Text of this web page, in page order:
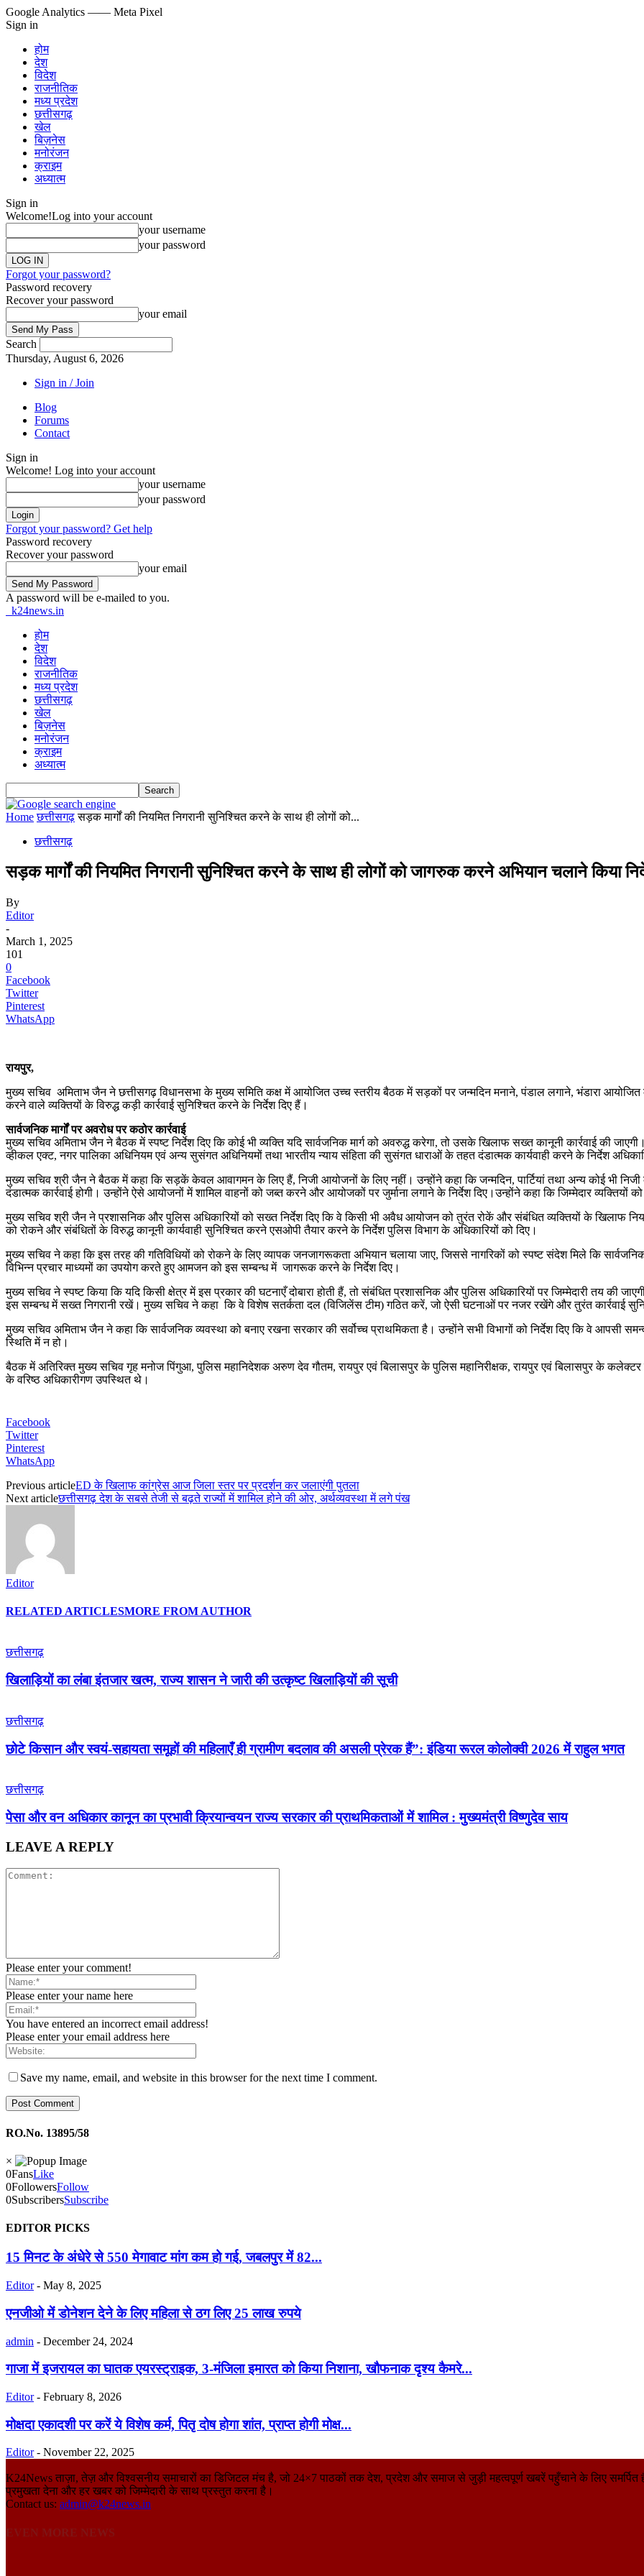
Google Analytics —— Meta Pixel
Sign in
होम
देश
विदेश
राजनीतिक
मध्य प्रदेश
छत्तीसगढ़
खेल
बिज़नेस
मनोरंजन
क्राइम
अध्यात्म
Sign in
Welcome!Log into your account
your username
your password
Forgot your password?
Password recovery
Recover your password
your email
Search
Thursday, August 6, 2026
Sign in / Join
Blog
Forums
Contact
Sign in
Welcome! Log into your account
your username
your password
Forgot your password? Get help
Password recovery
Recover your password
your email
A password will be e-mailed to you.
k24news.in
होम
देश
विदेश
राजनीतिक
मध्य प्रदेश
छत्तीसगढ़
खेल
बिज़नेस
मनोरंजन
क्राइम
अध्यात्म
Home छत्तीसगढ़ सड़क मार्गों की नियमित निगरानी सुनिश्चित करने के साथ ही लोगों को...
छत्तीसगढ़
सड़क मार्गों की नियमित निगरानी सुनिश्चित करने के साथ ही लोगों को जागरुक करने अभियान चलाने किया
By
Editor
-
March 1, 2025
101
0
Facebook
Twitter
Pinterest
WhatsApp
रायपुर,
मुख्य सचिव अमिताभ जैन ने छत्तीसगढ़ विधानसभा के मुख्य समिति कक्ष में आयोजित उच्च स्तरीय बैठक में सड़कों पर जन्मदिन मनाने, पंडाल लगाने, भंडारा आयोजित
करने वाले व्यक्तियों के विरुद्ध कड़ी कार्रवाई सुनिश्चित करने के निर्देश दिए हैं।
सार्वजनिक मार्गों पर अवरोध पर कठोर कार्रवाई
मुख्य सचिव अमिताभ जैन ने बैठक में स्पष्ट निर्देश दिए कि कोई भी व्यक्ति यदि सार्वजनिक मार्ग को अवरुद्ध करेगा, तो उसके खिलाफ सख्त कानूनी कार्रवाई की
व्हीकल एक्ट, नगर पालिका अधिनियम एवं अन्य सुसंगत अधिनियमों तथा भारतीय न्याय संहिता की सुसंगत धाराओं के तहत दंडात्मक कार्यवाही करने के निर्देश
मुख्य सचिव श्री जैन ने बैठक में कहा कि सड़कें केवल आवागमन के लिए हैं, निजी आयोजनों के लिए नहीं। उन्होंने कहा कि जन्मदिन, पार्टियां तथा अन्य कोई भी
दंडात्मक कार्रवाई होगी। उन्होंने ऐसे आयोजनों में शामिल वाहनों को जब्त करने और आयोजकों पर जुर्माना लगाने के निर्देश दिए।उन्होंने कहा कि जिम्मेदार व्यक्तियों
मुख्य सचिव श्री जैन ने प्रशासनिक और पुलिस अधिकारियों को सख्त निर्देश दिए कि वे किसी भी अवैध आयोजन को तुरंत रोकें और संबंधित व्यक्तियों के खिलाफ
को रोकने और संबंधितों के विरुद्ध कानूनी कार्यवाही सुनिश्चित करने एसओपी तैयार करने के निर्देश पुलिस विभाग के अधिकारियों को दिए।
मुख्य सचिव ने कहा कि इस तरह की गतिविधियों को रोकने के लिए व्यापक जनजागरूकता अभियान चलाया जाए, जिससे नागरिकों को स्पष्ट संदेश मिले कि
विभिन्न प्रचार माध्यमों का उपयोग करते हुए आमजन को इस सम्बन्ध में जागरूक करने के निर्देश दिए।
मुख्य सचिव ने स्पष्ट किया कि यदि किसी क्षेत्र में इस प्रकार की घटनाएँ दोबारा होती हैं, तो संबंधित प्रशासनिक और पुलिस अधिकारियों पर जिम्मेदारी तय की
इस सम्बन्ध में सख्त निगरानी रखें। मुख्य सचिव ने कहा कि वे विशेष सतर्कता दल (विजिलेंस टीम) गठित करें, जो ऐसी घटनाओं पर नजर रखेंगे और तुरंत कार्रवाई
मुख्य सचिव अमिताभ जैन ने कहा कि सार्वजनिक व्यवस्था को बनाए रखना सरकार की सर्वोच्च प्राथमिकता है। उन्होंने सभी विभागों को निर्देश दिए कि वे आपसी
स्थिति में न हो।
बैठक में अतिरिक्त मुख्य सचिव गृह मनोज पिंगुआ, पुलिस महानिदेशक अरुण देव गौतम, रायपुर एवं बिलासपुर के पुलिस महानिरीक्षक, रायपुर एवं बिलासपुर के कलेक्टर
के वरिष्ठ अधिकारीगण उपस्थित थे।
Facebook
Twitter
Pinterest
WhatsApp
Previous articleED के खिलाफ कांग्रेस आज जिला स्तर पर प्रदर्शन कर जलाएंगी पुतला
Next articleछत्तीसगढ़ देश के सबसे तेजी से बढ़ते राज्यों में शामिल होने की ओर, अर्थव्यवस्था में लगे पंख
Editor
RELATED ARTICLESMORE FROM AUTHOR
छत्तीसगढ़
खिलाड़ियों का लंबा इंतजार खत्म, राज्य शासन ने जारी की उत्कृष्ट खिलाड़ियों की सूची
छत्तीसगढ़
छोटे किसान और स्वयं-सहायता समूहों की महिलाएँ ही ग्रामीण बदलाव की असली प्रेरक हैं”: इंडिया रूरल कोलोक्वी 2026 में राहुल भगत
छत्तीसगढ़
पेसा और वन अधिकार कानून का प्रभावी क्रियान्वयन राज्य सरकार की प्राथमिकताओं में शामिल : मुख्यमंत्री विष्णुदेव साय
LEAVE A REPLY
Please enter your comment!
Please enter your name here
You have entered an incorrect email address!
Please enter your email address here
Save my name, email, and website in this browser for the next time I comment.
RO.No. 13895/58
×
0FansLike
0FollowersFollow
0SubscribersSubscribe
EDITOR PICKS
15 मिनट के अंधेरे से 550 मेगावाट मांग कम हो गई, जबलपुर में 82...
Editor - May 8, 2025
एनजीओ में डोनेशन देने के लिए महिला से ठग लिए 25 लाख रुपये
admin - December 24, 2024
गाजा में इजरायल का घातक एयरस्ट्राइक, 3-मंजिला इमारत को किया निशाना, खौफनाक दृश्य कैमरे...
Editor - February 8, 2026
मोक्षदा एकादशी पर करें ये विशेष कर्म, पितृ दोष होगा शांत, प्राप्त होगी मोक्ष...
Editor - November 22, 2025
K24News ताज़ा, तेज़ और विश्वसनीय समाचारों का डिजिटल मंच है, जो 24×7 पाठकों तक देश, प्रदेश और समाज से जुड़ी महत्वपूर्ण खबरें पहुँचाने के लिए समर्पित
प्रमुखता देना और हर खबर को जिम्मेदारी के साथ प्रस्तुत करना है।
Contact us: admin@k24news.in